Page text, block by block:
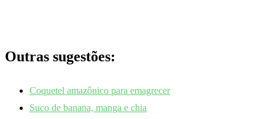
Outras sugestões:
Coquetel amazônico para emagrecer
Suco de banana, manga e chia